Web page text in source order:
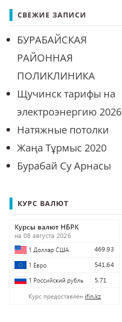
СВЕЖИЕ ЗАПИСИ
БУРАБАЙСКАЯ
РАЙОННАЯ
ПОЛИКЛИНИКА
Щучинск тарифы на
электроэнергию 2026
Натяжные потолки
Жаңа Тұрмыс 2020
Бурабай Су Арнасы
КУРС ВАЛЮТ